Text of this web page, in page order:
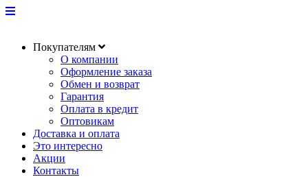
Покупателям
О компании
Оформление заказа
Обмен и возврат
Гарантия
Оплата в кредит
Оптовикам
Доставка и оплата
Это интересно
Акции
Контакты